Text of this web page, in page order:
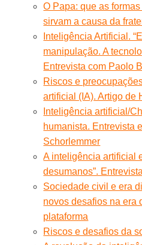
O Papa: que as
sirvam a causa da
Inteligência Artificial.
manipulação. A
Entrevista com Paolo
Riscos e
artificial (IA). Artigo de
Inteligência artificial/
humanista. Entrevista
Schorlemmer
A inteligência artificial
desumanos”.
Sociedade civil e era
novos desafios na era
plataforma
Riscos e desafios da